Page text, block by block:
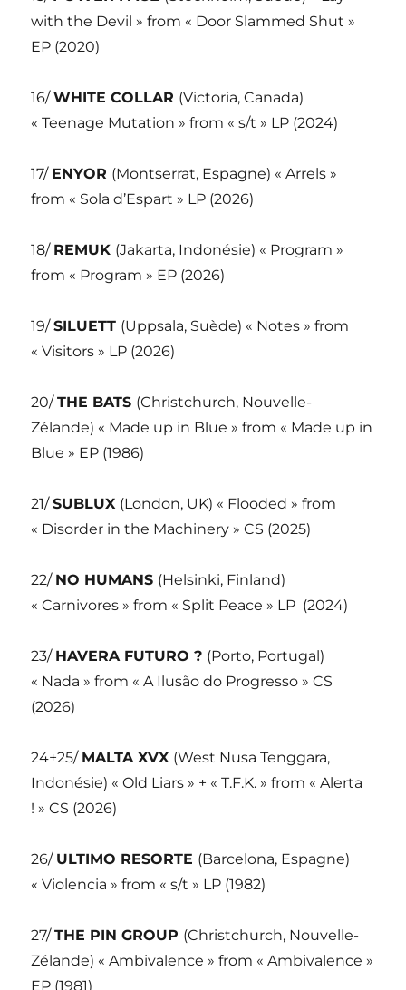
with the Devil » from « Door Slammed Shut »
EP (2020)
16/WHITE COLLAR (Victoria, Canada)
« Teenage Mutation » from « s/t » LP (2024)
17/ ENYOR (Montserrat, Espagne) « Arrels »
from « Sola d’Espart » LP (2026)
18/ REMUK (Jakarta, Indonésie) « Program »
from « Program » EP (2026)
19/SILUETT (Uppsala, Suède) « Notes » from
« Visitors » LP (2026)
20/THE BATS (Christchurch, Nouvelle-
Zélande) « Made up in Blue » from « Made up in
Blue » EP (1986)
21/SUBLUX (London, UK) « Flooded » from
« Disorder in the Machinery » CS (2025)
22/ NO HUMANS (Helsinki, Finland)
« Carnivores » from « Split Peace » LP (2024)
23/ HAVERA FUTURO ? (Porto, Portugal)
« Nada » from « A Ilusão do Progresso » CS
(2026)
24+25/ MALTA XVX (West Nusa Tenggara,
Indonésie) « Old Liars » + « T.F.K. » from « Alerta
! » CS (2026)
26/ ULTIMO RESORTE (Barcelona, Espagne)
« Violencia » from « s/t » LP (1982)
27/THE PIN GROUP (Christchurch, Nouvelle-
Zélande) « Ambivalence » from « Ambivalence »
EP (1981)